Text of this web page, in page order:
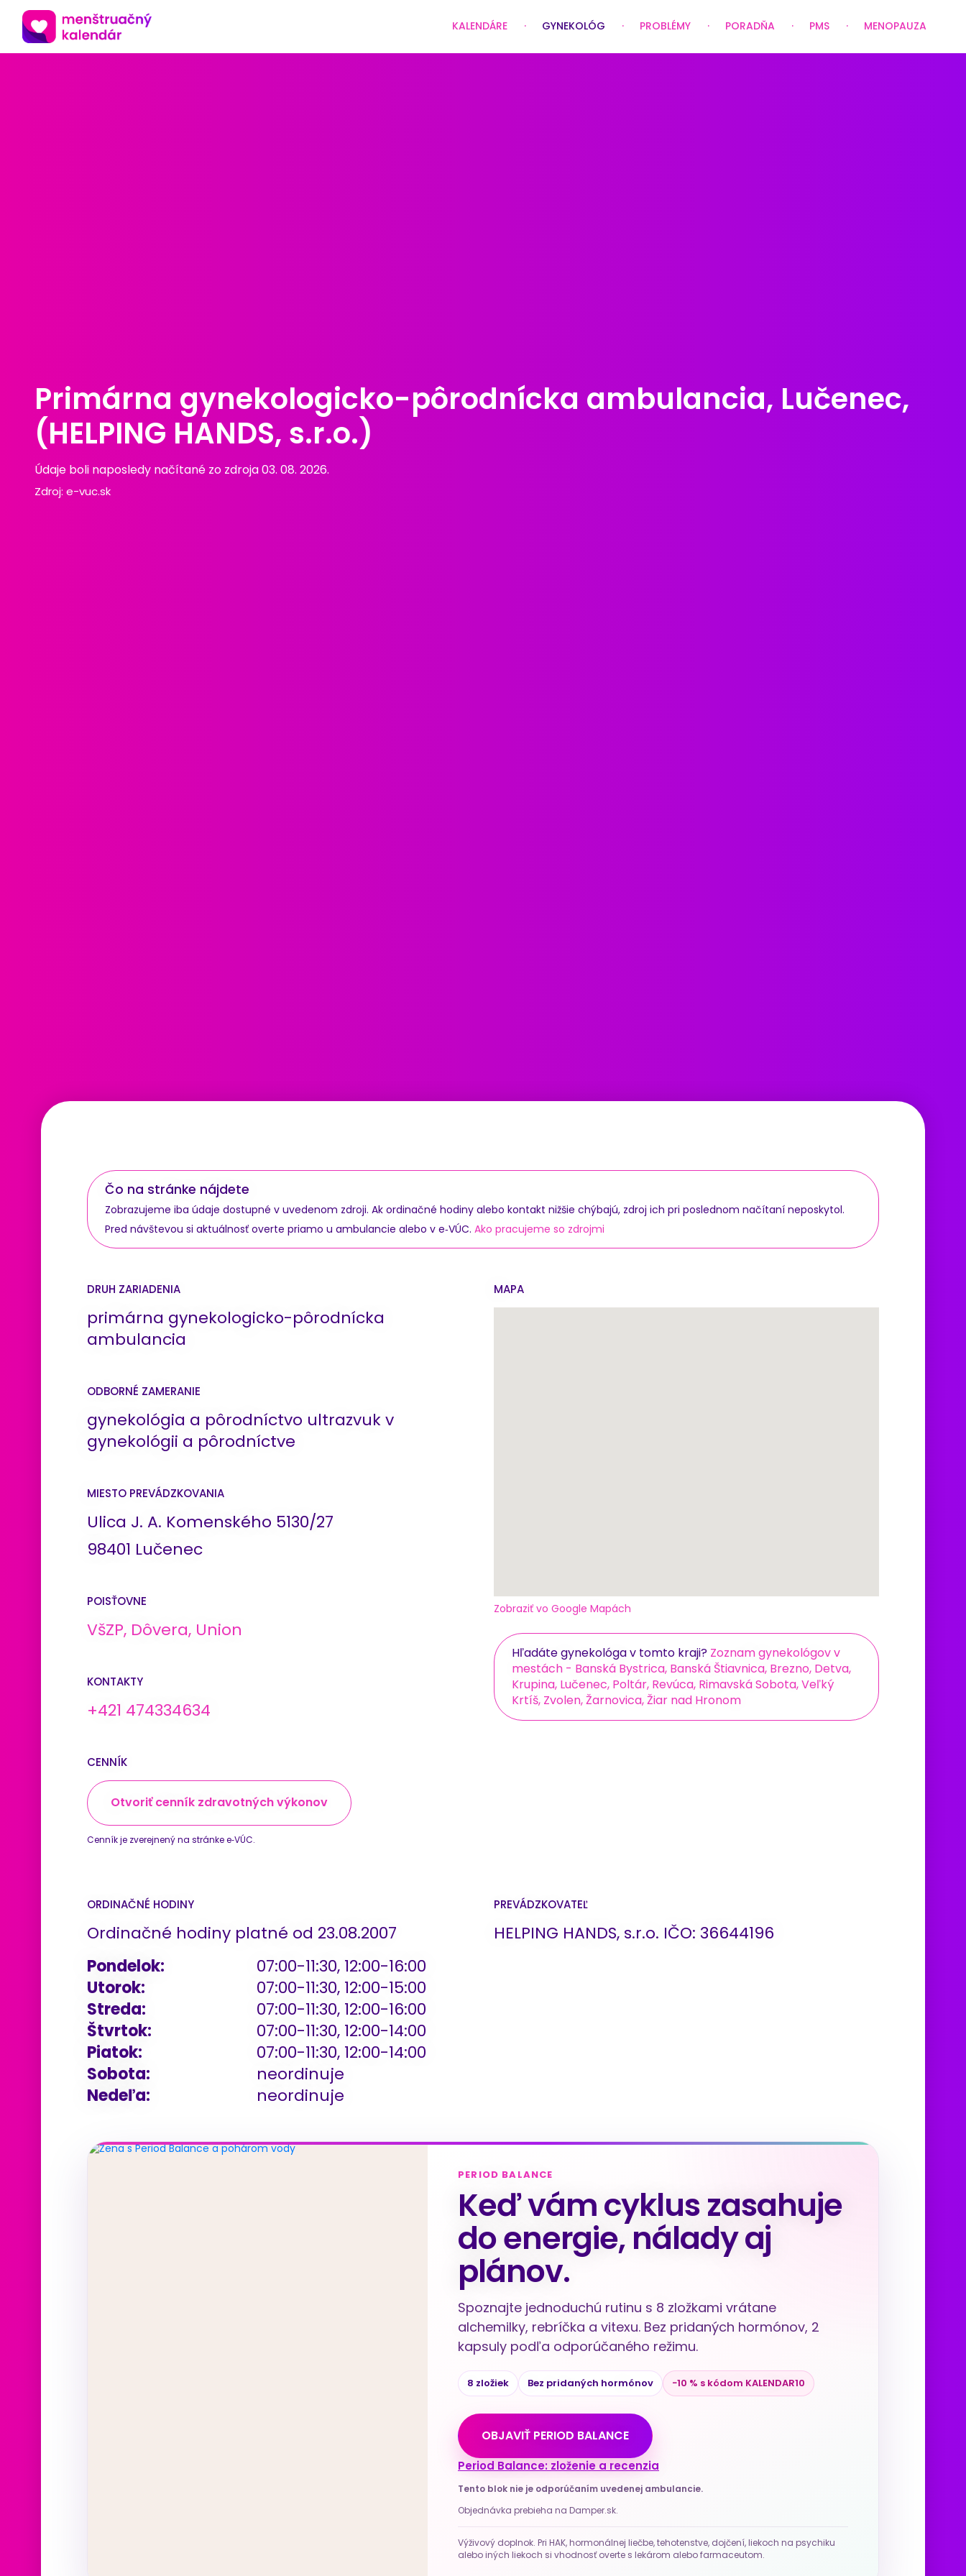
KALENDÁRE GYNEKOLÓG PROBLÉMY PORADŇA PMS MENOPAUZA
Primárna gynekologicko-pôrodnícka ambulancia, Lučenec,
(HELPING HANDS, s.r.o.)
Údaje boli naposledy načítané zo zdroja 03. 08. 2026.
Zdroj: e-vuc.sk
Čo na stránke nájdete
Zobrazujeme iba údaje dostupné v uvedenom zdroji. Ak ordinačné hodiny alebo kontakt nižšie chýbajú, zdroj ich pri poslednom načítaní neposkytol.
Pred návštevou si aktuálnosť overte priamo u ambulancie alebo v e‑VÚC. Ako pracujeme so zdrojmi
DRUH ZARIADENIA
primárna gynekologicko-pôrodnícka
ambulancia
ODBORNÉ ZAMERANIE
gynekológia a pôrodníctvo ultrazvuk v
gynekológii a pôrodníctve
MIESTO PREVÁDZKOVANIA
Ulica J. A. Komenského 5130/27
98401 Lučenec
POISŤOVNE
VšZP, Dôvera, Union
KONTAKTY
+421 474334634
CENNÍK
Otvoriť cenník zdravotných výkonov
Cenník je zverejnený na stránke e‑VÚC.
MAPA
Zobraziť vo Google Mapách
Hľadáte gynekológa v tomto kraji? Zoznam gynekológov v
mestách - Banská Bystrica, Banská Štiavnica, Brezno, Detva,
Krupina, Lučenec, Poltár, Revúca, Rimavská Sobota, Veľký
Krtíš, Zvolen, Žarnovica, Žiar nad Hronom
ORDINAČNÉ HODINY
Ordinačné hodiny platné od 23.08.2007
Pondelok:
07:00-11:30, 12:00-16:00
Utorok:
07:00-11:30, 12:00-15:00
Streda:
07:00-11:30, 12:00-16:00
Štvrtok:
07:00-11:30, 12:00-14:00
Piatok:
07:00-11:30, 12:00-14:00
Sobota:
neordinuje
Nedeľa:
neordinuje
PREVÁDZKOVATEĽ
HELPING HANDS, s.r.o. IČO: 36644196
PERIOD BALANCE
Keď vám cyklus zasahuje
do energie, nálady aj
plánov.
Spoznajte jednoduchú rutinu s 8 zložkami vrátane
alchemilky, rebríčka a vitexu. Bez pridaných hormónov, 2
kapsuly podľa odporúčaného režimu.
8 zložiek Bez pridaných hormónov −10 % s kódom KALENDAR10
OBJAVIŤ PERIOD BALANCE
Period Balance: zloženie a recenzia
Tento blok nie je odporúčaním uvedenej ambulancie.
Objednávka prebieha na Damper.sk.
Výživový doplnok. Pri HAK, hormonálnej liečbe, tehotenstve, dojčení, liekoch na psychiku
alebo iných liekoch si vhodnosť overte s lekárom alebo farmaceutom.